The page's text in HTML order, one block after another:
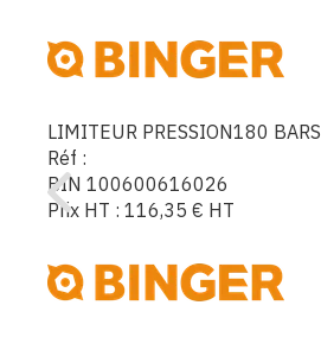
LIMITEUR PRESSION180 BARS
Réf :
BIN 100600616026
Prix HT : 116,35 € HT